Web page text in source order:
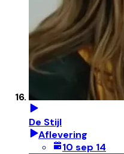
De Stijl
Aflevering
10 sep 14